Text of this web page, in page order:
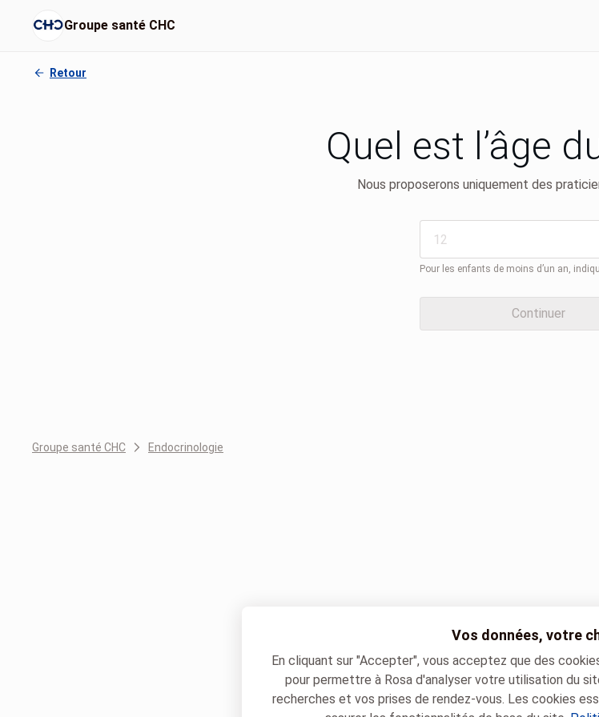
Groupe santé CHC
Retour
Quel est l’âge
Nous proposerons uniquement des
Pour les enfants de moins d’un an,
Continuer
Groupe santé CHC Endocrinologie
Vos données, votre
En cliquant sur "Accepter", vous acceptez que des
pour permettre à Rosa d'analyser votre utilisation du
recherches et vos prises de rendez-vous. Les cookies